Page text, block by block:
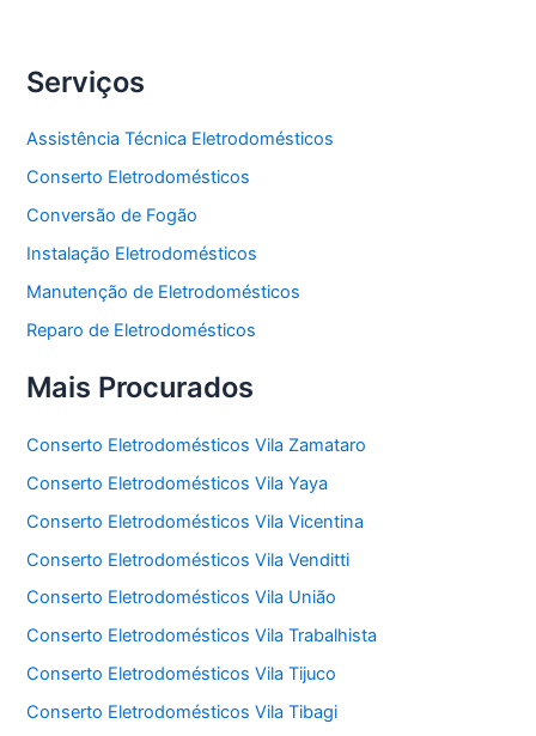
Serviços
Assistência Técnica Eletrodomésticos
Conserto Eletrodomésticos
Conversão de Fogão
Instalação Eletrodomésticos
Manutenção de Eletrodomésticos
Reparo de Eletrodomésticos
Mais Procurados
Conserto Eletrodomésticos Vila Zamataro
Conserto Eletrodomésticos Vila Yaya
Conserto Eletrodomésticos Vila Vicentina
Conserto Eletrodomésticos Vila Venditti
Conserto Eletrodomésticos Vila União
Conserto Eletrodomésticos Vila Trabalhista
Conserto Eletrodomésticos Vila Tijuco
Conserto Eletrodomésticos Vila Tibagi